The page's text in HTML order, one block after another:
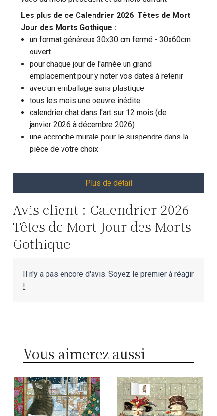
Les plus de ce Calendrier 2026 Têtes de Mort
Jour des Morts Gothique :
un format généreux 30x30 cm fermé - 30x60cm
ouvert
pour chaque jour de l'année un grand
emplacement pour y noter vos dates à retenir
avec un emballage sans plastique
tous les mois une oeuvre inédite
calendrier chat dans l'art sur 12 mois (de
janvier 2026 à décembre 2026)
une accroche murale pour le suspendre dans la
pièce de votre choix
Plus de détail
Avis client : Calendrier 2026
Têtes de Mort Jour des Morts
Gothique
Il n'y a pas encore d'avis. Soyez le premier à réagir
!
Vous aimerez aussi